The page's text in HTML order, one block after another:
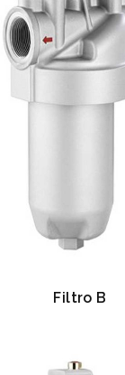
Filtro B